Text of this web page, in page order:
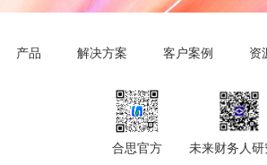
产品 解决方案 客户案例 资
合思官方 未来财务人